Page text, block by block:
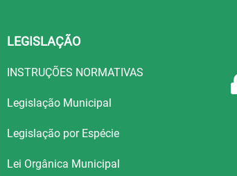
LEGISLAÇÃO
INSTRUÇÕES NORMATIVAS
Legislação Municipal
Legislação por Espécie
Lei Orgânica Municipal